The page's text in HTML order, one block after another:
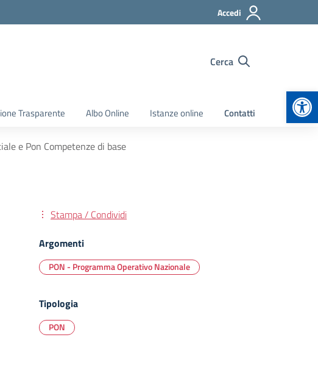
Accedi
Cerca
Trasparente Albo Online Istanze online Contatti
e Pon Competenze di base
Stampa / Condividi
Argomenti
PON - Programma Operativo Nazionale
Tipologia
PON